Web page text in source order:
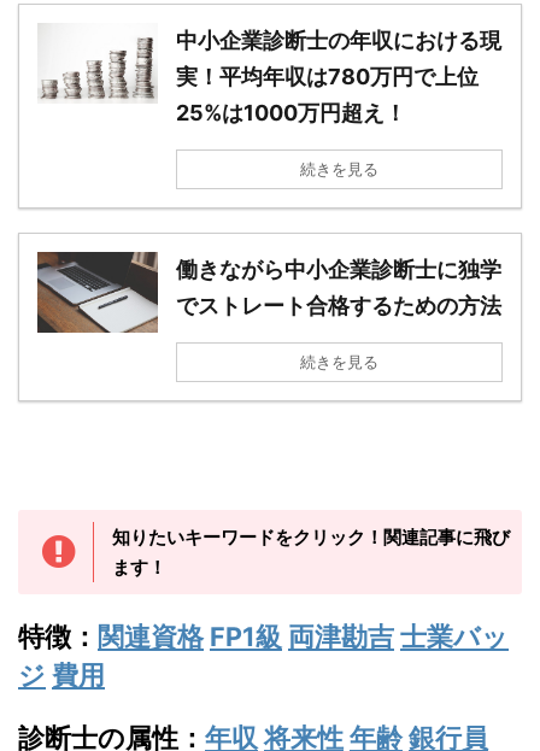
中小企業診断士の年収における現
実！平均年収は780万円で上位
25%は1000万円超え！
続きを見る
働きながら中小企業診断士に独学
でストレート合格するための方法
続きを見る
知りたいキーワードをクリック！関連記事に飛び
ます！
特徴： 関連資格 FP1級 両津勘吉士業バッ
ジ 費用
診断士の属性： 年収将来性年齢銀行員